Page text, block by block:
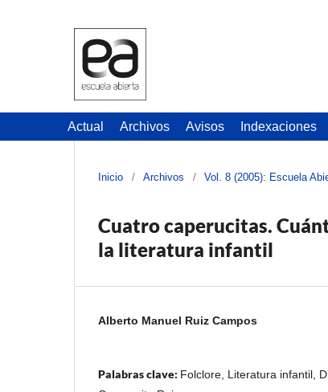
Actual Archivos Avisos Indexaciones
Inicio / Archivos / Vol. 8 (2005): Escuela
Cuatro caperucitas.
la literatura infantil
Alberto Manuel Ruiz Campos
Palabras clave: Folclore, Literatura infantil,